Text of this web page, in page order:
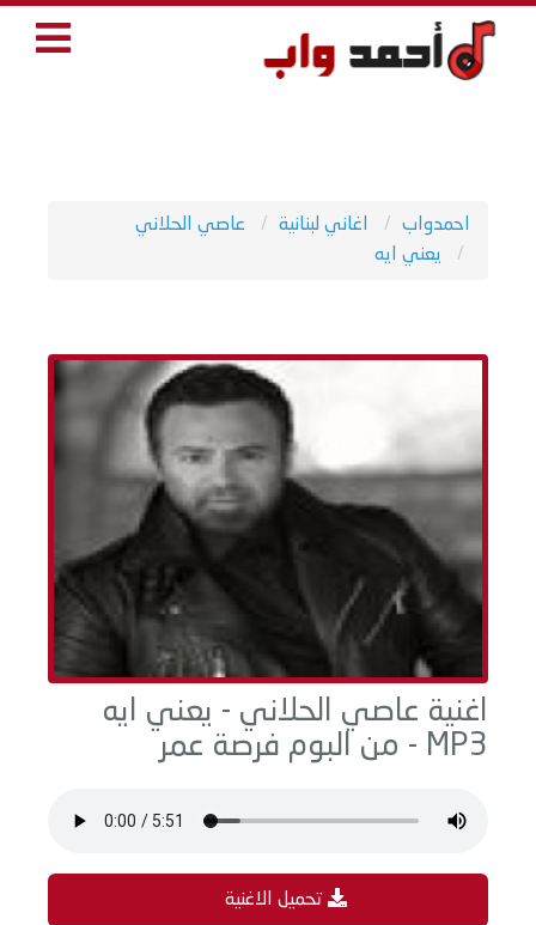
احمدواب اغاني لبنانية
عاصي الحلاني
يعني ايه
اغنية عاصي الحلاني - يعني ايه
MP3 - من البوم فرصة عمر
تحميل الاغنية